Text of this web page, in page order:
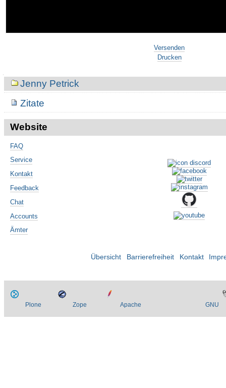
Versenden
Drucken
NavigationJenny Petrick
Zitate
Website
FAQ
Service
Kontakt
Feedback
Chat
Accounts
Ämter
Übersicht Barrierefreiheit Kontakt
Plone Zope Apache GNU